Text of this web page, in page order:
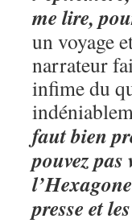
me lire,
un voyage
narrateur
infime du
faut bien
pouvez
presse et